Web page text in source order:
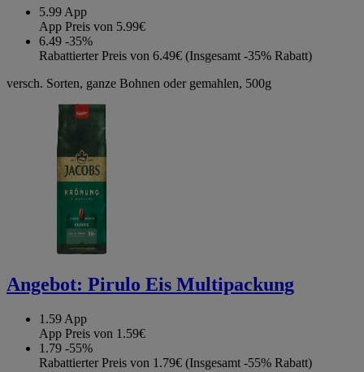
5.99 App
App Preis von 5.99€
6.49 -35%
Rabattierter Preis von 6.49€ (Insgesamt -35% Rabatt)
versch. Sorten, ganze Bohnen oder gemahlen, 500g
Angebot: Pirulo Eis Multipackung
1.59 App
App Preis von 1.59€
1.79 -55%
Rabattierter Preis von 1.79€ (Insgesamt -55% Rabatt)